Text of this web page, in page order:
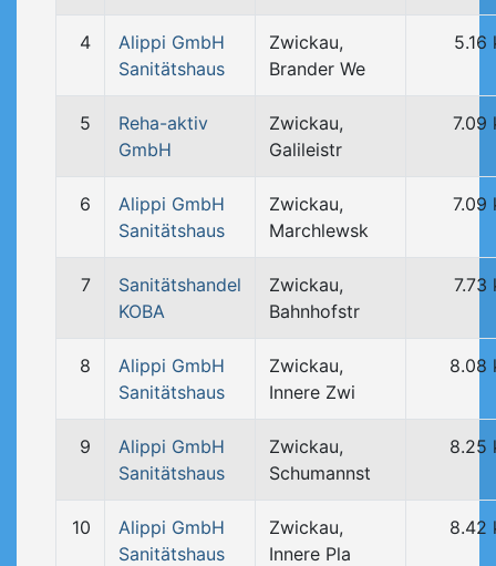
4
Alippi GmbH
Sanitätshaus
Zwickau,
Brander We
5.16
5
Reha-aktiv
GmbH
Zwickau,
Galileistr
7.09
6
Alippi GmbH
Sanitätshaus
Zwickau,
Marchlewsk
7.09
7
Sanitätshandel
KOBA
Zwickau,
Bahnhofstr
7.73
8
Alippi GmbH
Sanitätshaus
Zwickau,
Innere Zwi
8.08
9
Alippi GmbH
Sanitätshaus
Zwickau,
Schumannst
8.25
10
Alippi GmbH
Sanitätshaus
Zwickau,
Innere Pla
8.42